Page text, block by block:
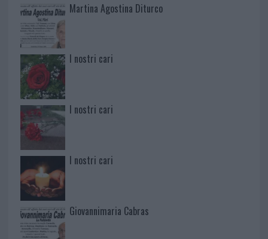
Martina Agostina Diturco
I nostri cari
I nostri cari
I nostri cari
Giovannimaria Cabras